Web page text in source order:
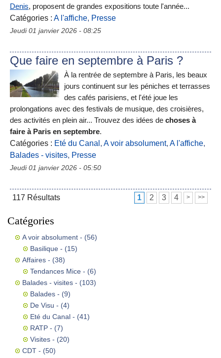
Denis, proposent de grandes expositions toute l'année...
Catégories : A l'affiche, Presse
Jeudi 01 janvier 2026 - 08:25
Que faire en septembre à Paris ?
À la rentrée de septembre à Paris, les beaux
jours continuent sur les péniches et terrasses
des cafés parisiens, et l'été joue les
prolongations avec des festivals de musique, des croisières,
des activités en plein air... Trouvez des idées de choses à
faire à Paris en septembre.
Catégories : Eté du Canal , A voir absolument, A l'affiche,
Balades - visites, Presse
Jeudi 01 janvier 2026 - 05:50
1 2 3 4 > >>
117 Résultats
Catégories
A voir absolument - (56)
Basilique - (15)
Affaires - (38)
Tendances Mice - (6)
Balades - visites - (103)
Balades - (9)
De Visu - (4)
Eté du Canal - (41)
RATP - (7)
Visites - (20)
CDT - (50)